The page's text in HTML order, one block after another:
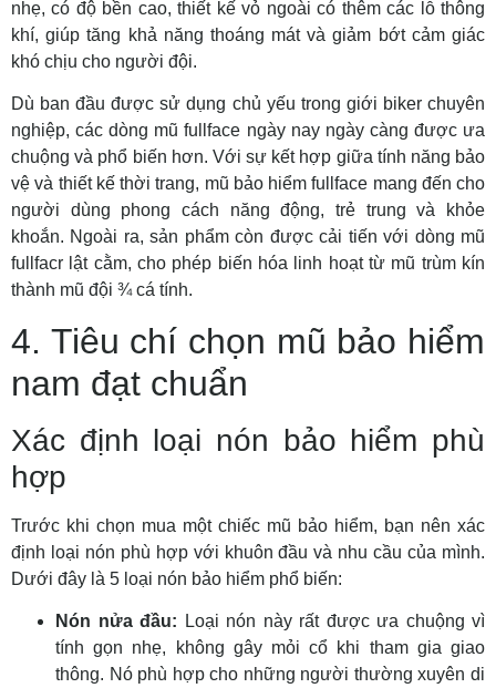
nhẹ, có độ bền cao, thiết kế vỏ ngoài có thêm các lỗ thông
khí, giúp tăng khả năng thoáng mát và giảm bớt cảm giác
khó chịu cho người đội.
Dù ban đầu được sử dụng chủ yếu trong giới biker chuyên
nghiệp, các dòng mũ fullface ngày nay ngày càng được ưa
chuộng và phổ biến hơn. Với sự kết hợp giữa tính năng bảo
vệ và thiết kế thời trang, mũ bảo hiểm fullface mang đến cho
người dùng phong cách năng động, trẻ trung và khỏe
khoắn. Ngoài ra, sản phẩm còn được cải tiến với dòng mũ
fullfacr lật cằm, cho phép biến hóa linh hoạt từ mũ trùm kín
thành mũ đội ¾ cá tính.
4. Tiêu chí chọn mũ bảo hiểm
nam đạt chuẩn
Xác định loại nón bảo hiểm phù
hợp
Trước khi chọn mua một chiếc mũ bảo hiểm, bạn nên xác
định loại nón phù hợp với khuôn đầu và nhu cầu của mình.
Dưới đây là 5 loại nón bảo hiểm phổ biến:
Nón nửa đầu: Loại nón này rất được ưa chuộng vì
tính gọn nhẹ, không gây mỏi cổ khi tham gia giao
thông. Nó phù hợp cho những người thường xuyên di